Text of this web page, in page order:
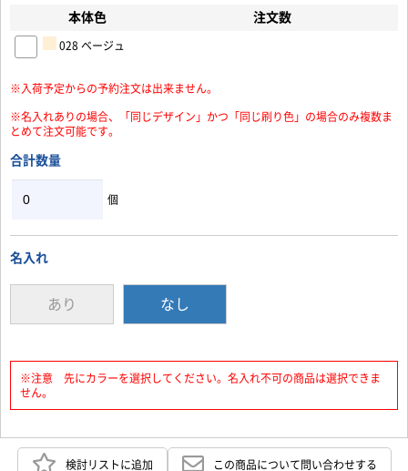
本体色 注文数
028 ベージュ
※入荷予定からの予約注文は出来ません。
※名入れありの場合、「同じデザイン」かつ「同じ刷り色」の場合のみ複数ま
とめて注文可能です。
合計数量
個
名入れ
あり なし
※注意 先にカラーを選択してください。名入れ不可の商品は選択できま
せん。
検討リストに追加 この商品について問い合わせする